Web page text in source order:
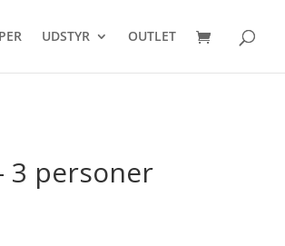
UDSTYR OUTLET
3 personer